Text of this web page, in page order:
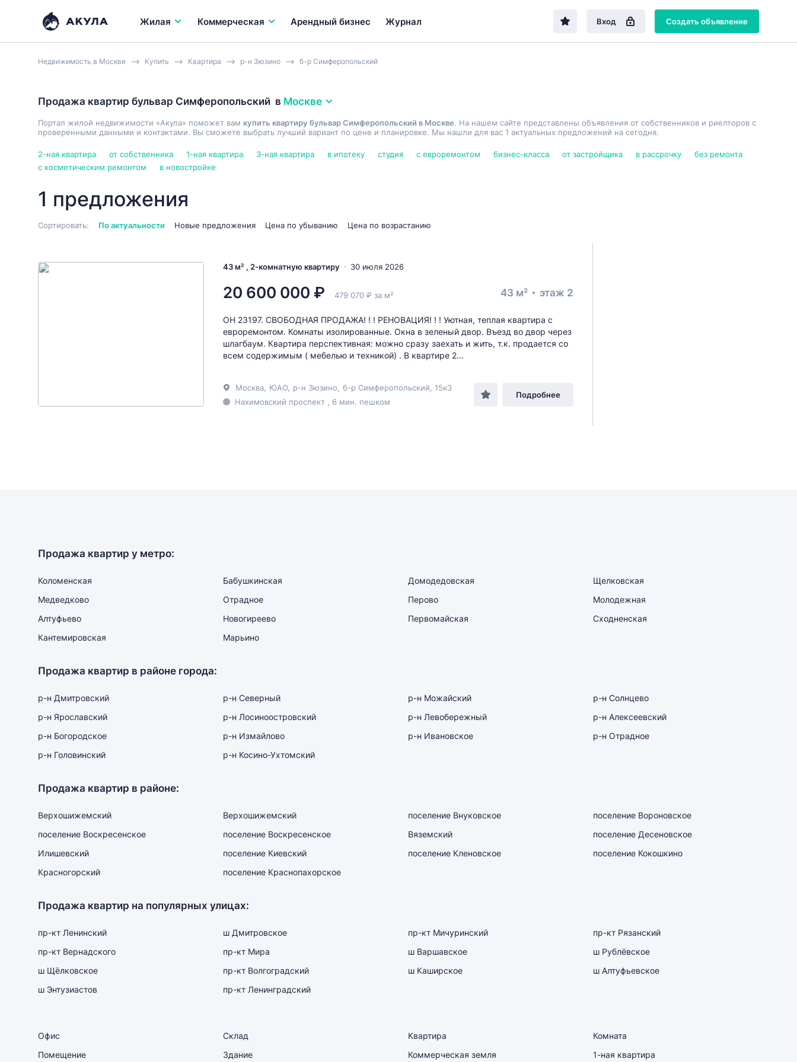
Жилая Коммерческая Арендный бизнес Журнал Вход Создать объявление
Недвижимость в Москве Купить Квартира р-н Зюзино б-р Симферопольский
Продажа квартир бульвар Симферопольский в Москве
Портал жилой недвижимости «Акула» поможет вам купить квартиру бульвар Симферопольский в Москве. На нашем сайте представлены объявления от собственников и риелторов с
проверенными данными и контактами. Вы сможете выбрать лучший вариант по цене и планировке. Мы нашли для вас 1 актуальных предложений на сегодня.
2-ная квартира от собственника 1-ная квартира 3-ная квартира в ипотеку студия с евроремонтом бизнес-класса от застройщика в рассрочку
без ремонта
с косметическим ремонтом
в новостройке
1 предложения
Сортировать: По актуальности Новые предложения Цена по убыванию Цена по возрастанию
43 м² , 2-комнатную квартиру 30 июля 2026
20 600 000 ₽ 479 070 ₽ за м² 43 м² этаж 2
ОН 23197. СВОБОДНАЯ ПРОДАЖА! ! ! РЕНОВАЦИЯ! ! ! Уютная, теплая квартира с
евроремонтом. Комнаты изолированные. Окна в зеленый двор. Въезд во двор через
шлагбаум. Квартира перспективная: можно сразу заехать и жить, т.к. продается со
всем содержимым ( мебелью и техникой) . В квартире 2...
Москва ЮАО р-н Зюзино б-р Симферопольский , 15к3
Нахимовский проспект , 6 мин. пешком
Подробнее
Продажа квартир у метро:
Коломенская Бабушкинская Домодедовская
Щелковская
Медведково
Отрадное Перово
Молодежная
Алтуфьево
Новогиреево Первомайская
Сходненская
Кантемировская
Марьино
Продажа квартир в районе города:
р-н Дмитровский р-н Северный р-н Можайский
р-н Солнцево
р-н Ярославский
р-н Лосиноостровский р-н Левобережный
р-н Алексеевский
р-н Богородское
р-н Измайлово р-н Ивановское
р-н Отрадное
р-н Головинский
р-н Косино-Ухтомский
Продажа квартир в районе:
Верхошижемский Верхошижемский поселение Внуковское
поселение Вороновское
поселение Воскресенское
поселение Воскресенское Вяземский
поселение Десеновское
Илишевский
поселение Киевский поселение Кленовское
поселение Кокошкино
Красногорский
поселение Краснопахорское
Продажа квартир на популярных улицах:
пр-кт Ленинский ш Дмитровское пр-кт Мичуринский
пр-кт Рязанский
пр-кт Вернадского
пр-кт Мира ш Варшавское
ш Рублёвское
ш Щёлковское
пр-кт Волгоградский ш Каширское
ш Алтуфьевское
ш Энтузиастов
пр-кт Ленинградский
Офис Склад Квартира
Комната
Помещение
Здание Коммерческая земля 1-ная квартира